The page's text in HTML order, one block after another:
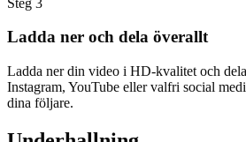
Ladda ner och dela överallt
Ladda ner din video i HD-kvalitet och
Instagram, YouTube eller valfri social
dina följare.